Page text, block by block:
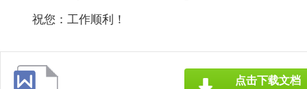
祝您：工作顺利！
点击下载文档